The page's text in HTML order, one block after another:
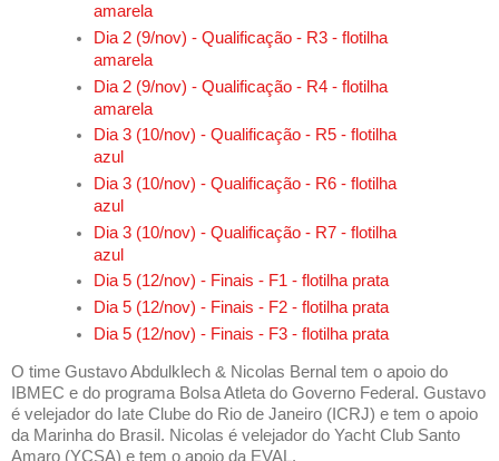
amarela
Dia 2 (9/nov) - Qualificação - R3 - flotilha
amarela
Dia 2 (9/nov) - Qualificação - R4 - flotilha
amarela
Dia 3 (10/nov) - Qualificação - R5 - flotilha
azul
Dia 3 (10/nov) - Qualificação - R6 - flotilha
azul
Dia 3 (10/nov) - Qualificação - R7 - flotilha
azul
Dia 5 (12/nov) - Finais - F1 - flotilha prata
Dia 5 (12/nov) - Finais - F2 - flotilha prata
Dia 5 (12/nov) - Finais - F3 - flotilha prata
O time Gustavo Abdulklech & Nicolas Bernal tem o apoio do
IBMEC e do programa Bolsa Atleta do Governo Federal. Gustavo
é velejador do Iate Clube do Rio de Janeiro (ICRJ) e tem o apoio
da Marinha do Brasil. Nicolas é velejador do Yacht Club Santo
Amaro (YCSA) e tem o apoio da EVAL.